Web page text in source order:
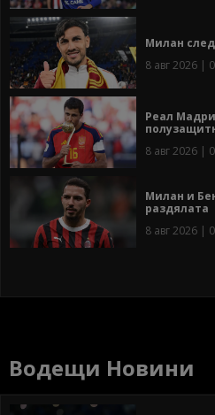
Милан
8 авг 2026 |
Реал
8 авг 2026 |
Милан и
раздялата
8 авг 2026 |
Водещи Новини